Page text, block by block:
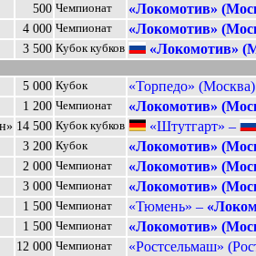
500 Чемпионат «Локомотив»
4 000 Чемпионат «Локомотив»
3 500 Кубок кубков «Локомотив»
5 000 Кубок «Торпедо»
1 200 Чемпионат «Локомотив»
14 500 Кубок кубков «Штутгарт» –
3 200 Кубок «Локомотив»
2 000 Чемпионат «Локомотив»
3 000 Чемпионат «Локомотив»
1 500 Чемпионат «Тюмень» –
1 500 Чемпионат «Локомотив»
12 000 Чемпионат «Ростсельмаш»